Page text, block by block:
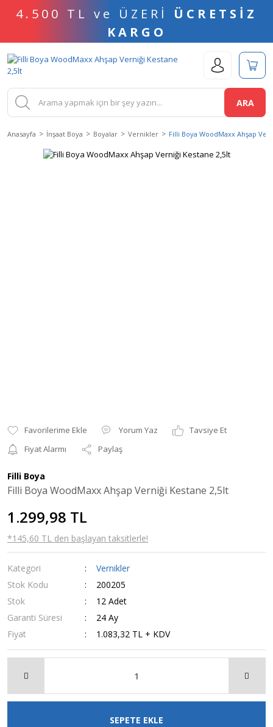
4.500 TL ve ÜZERİ ÜCRETSİZ
KARGO
ARA
Anasayfa İnşaat Boya Boyalar Vernikler Filli Boya WoodMaxx Ahşap
Yorum Yaz
Tavsiye Et
Fiyat Alarmı
Paylaş
Filli Boya
Filli Boya WoodMaxx Ahşap Verniği Kestane 2,5lt
1.299,98 TL
*145,60 TL den başlayan taksitlerle!
Kategori
Vernikler
Stok Kodu
200205
Stok
12 Adet
Garanti Süresi
24 Ay
Fiyat
1.083,32 TL + KDV
SEPETE EKLE